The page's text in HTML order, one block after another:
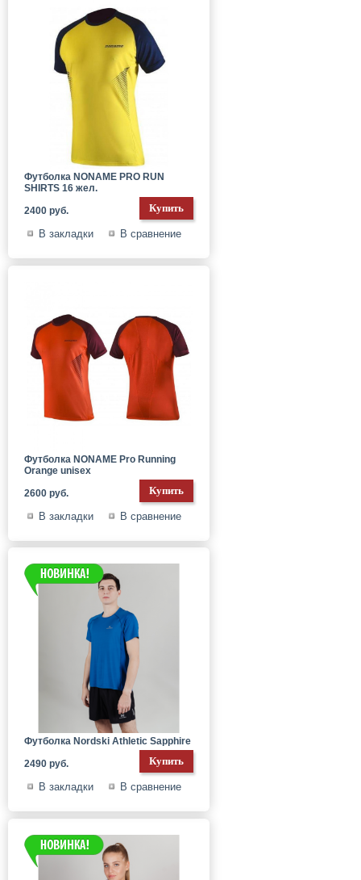
Футболка NONAME PRO RUN
SHIRTS 16 жел.
2400 руб.
В закладки В сравнение
Футболка NONAME Pro Running
Orange unisex
2600 руб.
В закладки В сравнение
Футболка Nordski Athletic Sapphire
2490 руб.
В закладки В сравнение